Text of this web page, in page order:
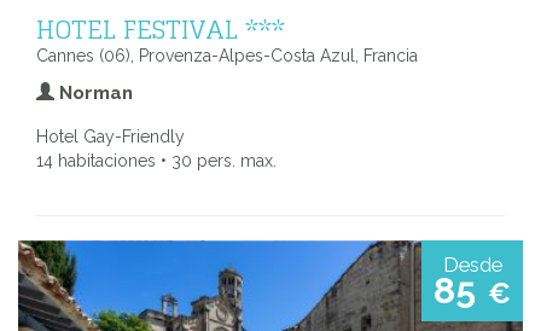
HOTEL FESTIVAL ***
Cannes (06), Provenza-Alpes-Costa Azul, Francia
Norman
Hotel Gay-Friendly
14 habitaciones • 30 pers. max.
Desde
85 €